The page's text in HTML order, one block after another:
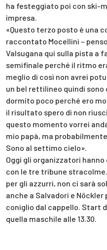
ha festeggiato poi con ski-
impresa.
«Questo terzo posto è una
raccontato Mocellini –
Valsugana qui sulla pista a
semifinale perché il ritmo
meglio di così non avrei
un bel rettilineo quindi
dormito poco perché ero
il risultato spero di non
questo momento vorrei
mio papà, ma
Sono al settimo cielo».
Oggi gli organizzatori
con le tre tribune
per gli azzurri, non ci sarà
anche a Salvadori e
coniglio dal cappello. Start
quella maschile alle 13.30.